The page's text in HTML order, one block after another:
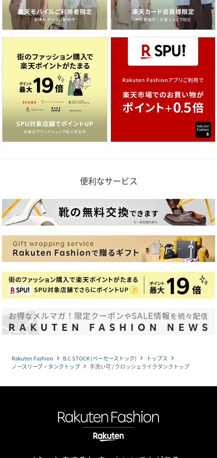
便利なサービス
Rakuten Fashion navigate_next B.C STOCK (ベーセーストック) navigate_next トップス navigate_next
ノースリーブ・タンクトップ navigate_next 手洗い可 / クロッシェライクタンクトップ